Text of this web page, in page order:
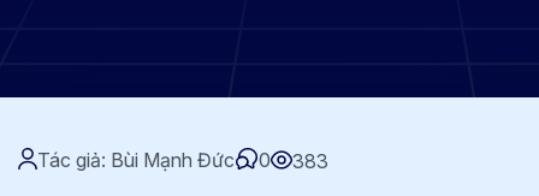
Tác giả: Bùi Mạnh Đức 0 383